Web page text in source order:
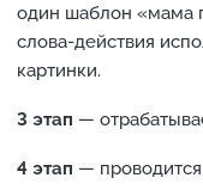
один шаблон «мама
слова-действия
картинки.
3 этап —
4 этап —